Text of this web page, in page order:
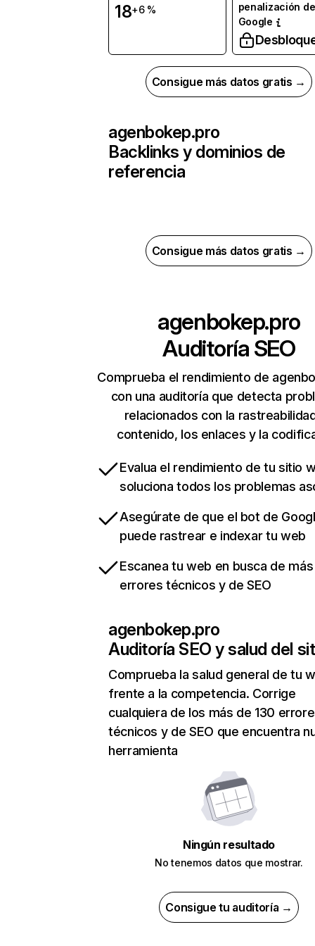
18+6 %
penalización de
Google
Consigue más datos gratis →
agenbokep.pro
Backlinks y dominios de
referencia
Consigue más datos gratis →
agenbokep.pro
Auditoría SEO
Comprueba el rendimiento de
con una auditoría que detecta
relacionados con la
contenido, los enlaces y la
Evalua el rendimiento de tu sitio
soluciona todos los problemas
Asegúrate de que el bot de
puede rastrear e indexar tu web
Escanea tu web en busca de
errores técnicos y de SEO
agenbokep.pro
Auditoría SEO y salud del
Comprueba la salud general de tu
frente a la competencia. Corrige
cualquiera de los más de 130
técnicos y de SEO que encuentra
herramienta
Ningún resultado
No tenemos datos que mostrar.
Consigue tu auditoría →